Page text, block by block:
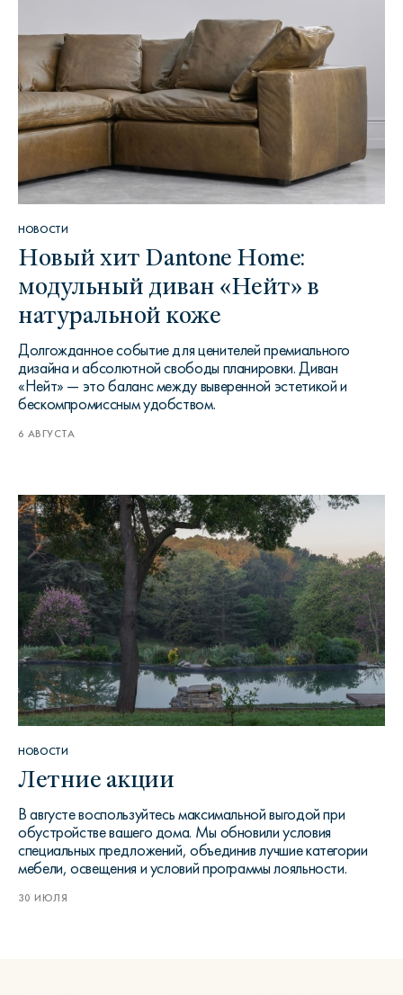
НОВОСТИ
Новый хит Dantone Home:
модульный диван «Нейт» в
натуральной коже
Долгожданное событие для ценителей премиального
дизайна и абсолютной свободы планировки. Диван
«Нейт» — это баланс между выверенной эстетикой и
бескомпромиссным удобством.
6 АВГУСТА
НОВОСТИ
Летние акции
В августе воспользуйтесь максимальной выгодой при
обустройстве вашего дома. Мы обновили условия
специальных предложений, объединив лучшие категории
мебели, освещения и условий программы лояльности.
30 ИЮЛЯ